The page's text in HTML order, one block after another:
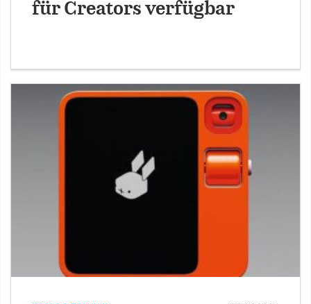
für Creators verfügbar